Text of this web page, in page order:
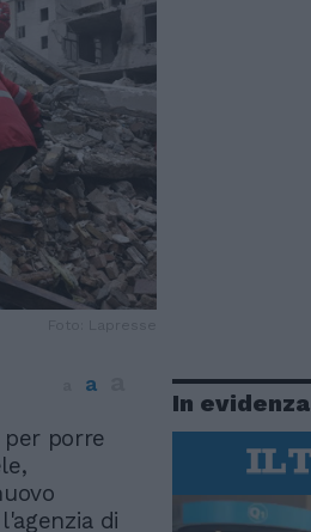
a
porre
di
In evidenza